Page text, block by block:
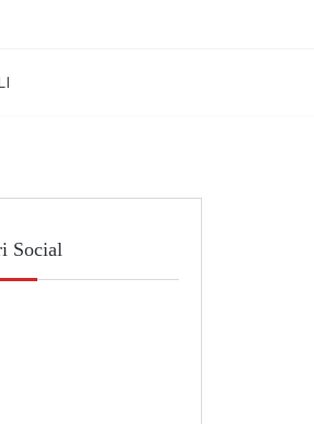
Social